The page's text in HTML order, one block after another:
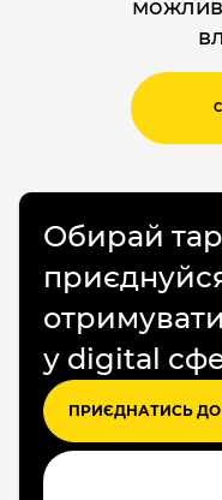
Обирай
у digital
ПРИЄДНАТИСЬ ДО